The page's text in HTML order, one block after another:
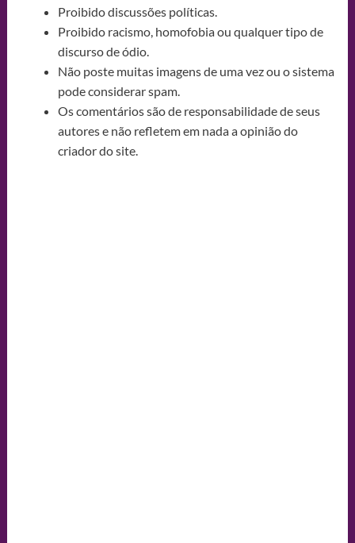
Proibido discussões políticas.
Proibido racismo, homofobia ou qualquer tipo de
discurso de ódio.
Não poste muitas imagens de uma vez ou o sistema
pode considerar spam.
Os comentários são de responsabilidade de seus
autores e não refletem em nada a opinião do
criador do site.